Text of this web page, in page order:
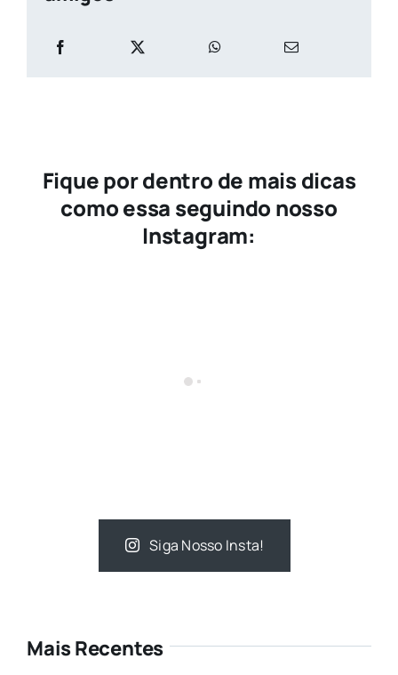
Fique por dentro de mais dicas
como essa seguindo nosso
Instagram:
Siga Nosso Insta!
Mais Recentes